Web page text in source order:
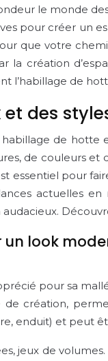
le monde
pour créer un
que votre
la création
l’habillage de
des
de hotte
de couleurs et
essentiel pour
actuelles
un look
pour sa
création,
enduit) et peut
jeux de